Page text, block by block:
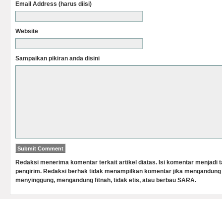
Email Address (harus diisi)
Website
Sampaikan pikiran anda disini
Redaksi menerima komentar terkait artikel diatas. Isi komentar menjadi
pengirim. Redaksi berhak tidak menampilkan komentar jika
menyinggung, mengandung fitnah, tidak etis, atau berbau SARA.